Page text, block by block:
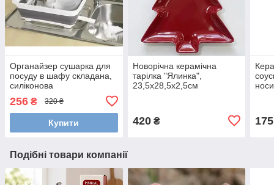
Органайзер сушарка для
посуду в шафу складана,
силіконова
256 ₴ 320 ₴
Купити
Новорічна керамічна
тарілка "Ялинка",
23,5x28,5x2,5см
420₴ 175
Подібні товари компанії